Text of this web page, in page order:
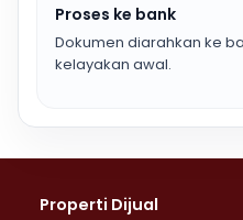
Proses ke bank
Dokumen diarahkan ke
kelayakan awal.
Properti Dijual